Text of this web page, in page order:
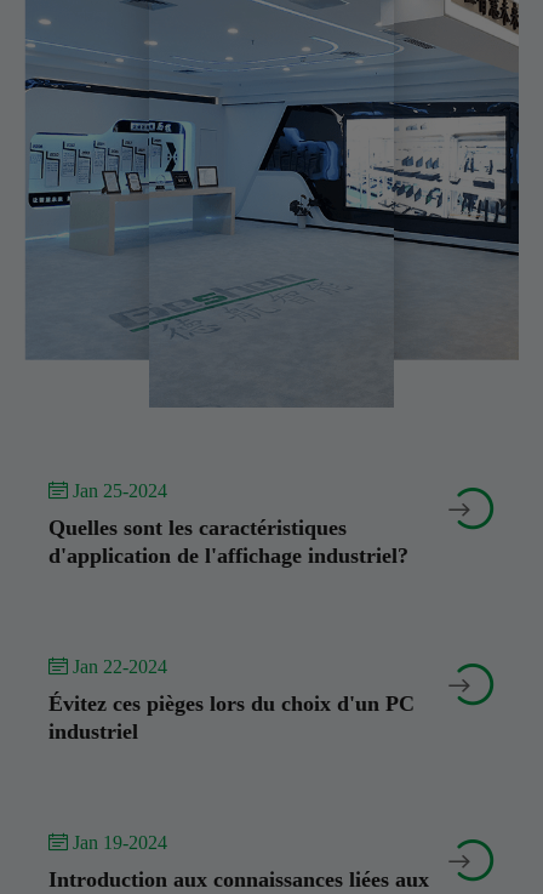
 Jan 25-2024
Quelles sont les caractéristiques
d'application de l'affichage industriel?


 Jan 22-2024
Évitez ces pièges lors du choix d'un PC
industriel


 Jan 19-2024
Introduction aux connaissances liées aux

